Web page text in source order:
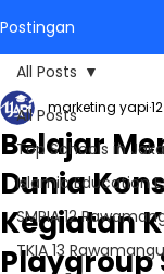
Postingan
All Posts
Top Schools in
Islamic Education
SMPIA 12
TKIA 13
All Posts
Belajar
Dunia
Kegiatan
Playgroup
marketing yapi